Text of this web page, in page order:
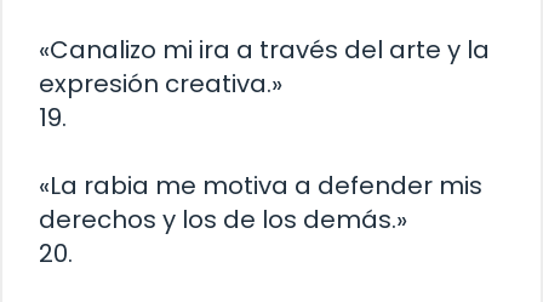
«Canalizo mi ira a través del arte y la
expresión creativa.»
19.
«La rabia me motiva a defender mis
derechos y los de los demás.»
20.